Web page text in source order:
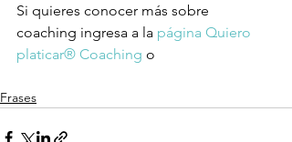
Si quieres conocer más sobre
coaching ingresa a la página Quiero
platicar® Coaching o
Frases